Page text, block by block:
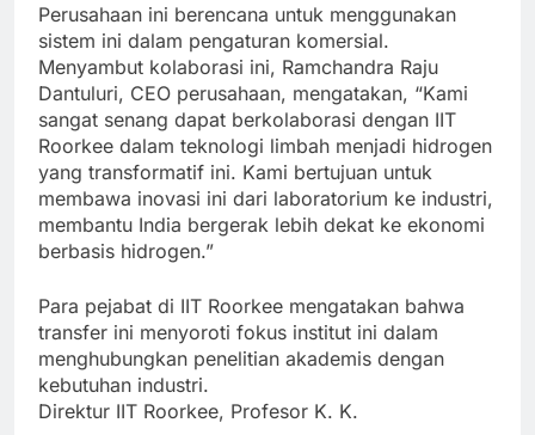
Perusahaan ini berencana untuk menggunakan
sistem ini dalam pengaturan komersial.
Menyambut kolaborasi ini, Ramchandra Raju
Dantuluri, CEO perusahaan, mengatakan, “Kami
sangat senang dapat berkolaborasi dengan IIT
Roorkee dalam teknologi limbah menjadi hidrogen
yang transformatif ini. Kami bertujuan untuk
membawa inovasi ini dari laboratorium ke industri,
membantu India bergerak lebih dekat ke ekonomi
berbasis hidrogen.”
Para pejabat di IIT Roorkee mengatakan bahwa
transfer ini menyoroti fokus institut ini dalam
menghubungkan penelitian akademis dengan
kebutuhan industri.
Direktur IIT Roorkee, Profesor K. K.